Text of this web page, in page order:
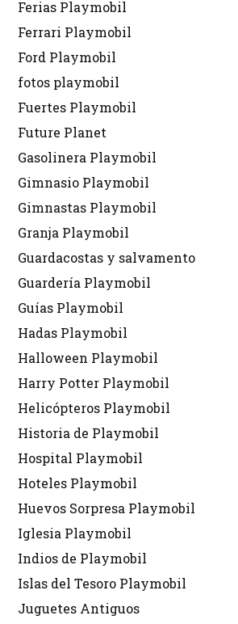
Ferias Playmobil
Ferrari Playmobil
Ford Playmobil
fotos playmobil
Fuertes Playmobil
Future Planet
Gasolinera Playmobil
Gimnasio Playmobil
Gimnastas Playmobil
Granja Playmobil
Guardacostas y salvamento
Guardería Playmobil
Guías Playmobil
Hadas Playmobil
Halloween Playmobil
Harry Potter Playmobil
Helicópteros Playmobil
Historia de Playmobil
Hospital Playmobil
Hoteles Playmobil
Huevos Sorpresa Playmobil
Iglesia Playmobil
Indios de Playmobil
Islas del Tesoro Playmobil
Juguetes Antiguos